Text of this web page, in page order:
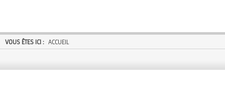
VOUS ÊTES ICI : ACCUEIL